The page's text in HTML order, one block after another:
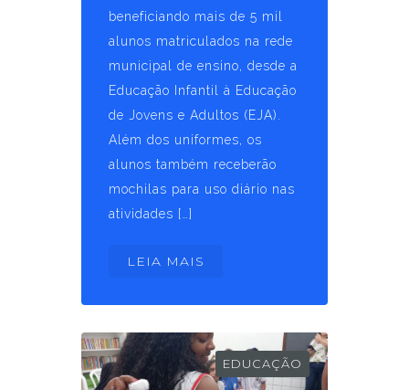
beneficiando mais de 5 mil
alunos matriculados na rede
municipal de ensino, desde a
Educação Infantil à Educação
de Jovens e Adultos (EJA).
Além dos uniformes, os
alunos também receberão
mochilas para uso diário nas
atividades […]
LEIA MAIS
EDUCAÇÃO